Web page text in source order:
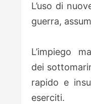
L’uso di
guerra,
L’impiego
dei
rapido e
eserciti.